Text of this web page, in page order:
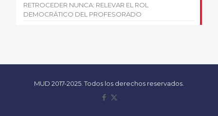
RETROCEDER NUNCA: RELEVAR EL ROL
DEMOCRÁTICO DEL PROFESORADO
MUD 2017-2025. Todos los derechos reservados.